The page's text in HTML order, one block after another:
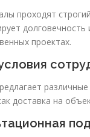
проходят
проектах.
доставка на